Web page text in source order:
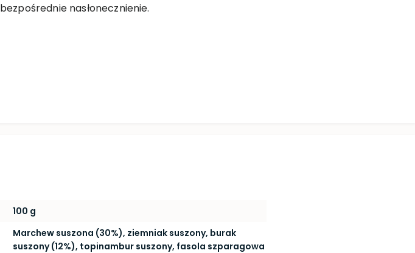
bezpośrednie nasłonecznienie.
100 g
Marchew suszona (30%), ziemniak suszony, burak
suszony (12%), topinambur suszony, fasola szparagowa